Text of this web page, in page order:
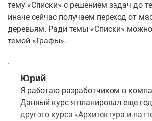
тему «Списки» с решением задач до
иначе сейчас получаем переход от
деревьям. Ради темы «Списки»
темой «Графы».
Юрий
Я работаю разработчиком в
Данный курс я планировал еще
другого курса «Архитектура и